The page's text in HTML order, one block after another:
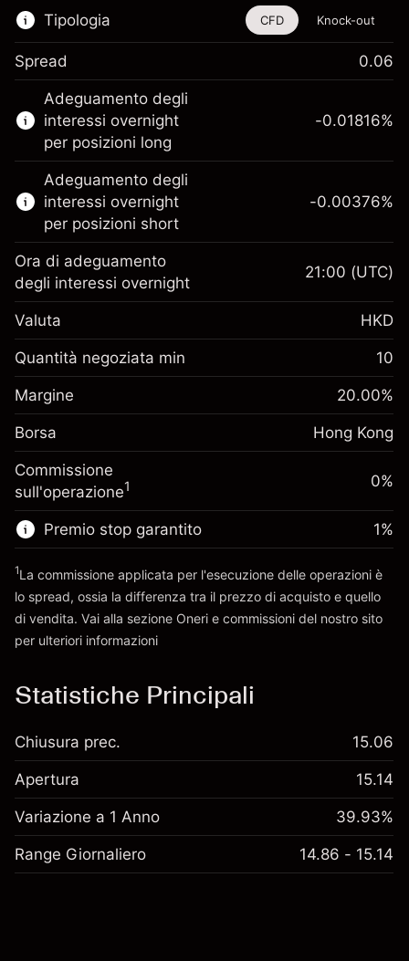
Tipologia
Questo strumento finanziario è disponibile
per il trading di CFD e knock-out.
Scopri di più su:
CFD
Knock-out
CFD Knock-out
Spread 0.06
Adeguamento degli
interessi overnight
per posizioni long
Margine. Il tuo
HK$1,000.00
Adeguamento
finanziamento
overnight
Oneri per l'intero valore
-0.018156%
(-HK$0.91)
Dimensione dell'operazione a leva
~
HK$5,000.00
Denaro da leva ~
-0.01816%
Adeguamento degli
interessi overnight
per posizioni short
Margine. Il tuo
investimento
HK$1,000.00
finanziamento
overnight
Oneri per l'intero valore
della posizione
(-HK$0.19)
Dimensione dell'operazione a leva
Denaro da leva ~ HK$4,000.00
Vai alla piattaforma
-0.00376%
Ora di adeguamento
degli interessi overnight
21:00 (UTC)
Valuta HKD
Quantità negoziata min 10
Margine 20.00%
Borsa Hong Kong
Commissione
sull'operazione1 0%
Premio stop garantito 1%
1La commissione applicata per l'esecuzione delle operazioni è
lo spread, ossia la differenza tra il prezzo di acquisto e quello
di vendita. Vai alla sezione Oneri e commissioni del nostro sito
per ulteriori informazioni
Statistiche Principali
Chiusura prec. 15.06
Apertura 15.14
Variazione a 1 Anno 39.93%
Range Giornaliero 14.86 - 15.14